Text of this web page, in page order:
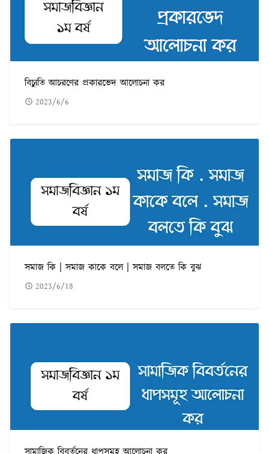
বিচ্যুতি আচরণের প্রকারভেদ আলোচনা কর
2023/6/6
সমাজ কি | সমাজ কাকে বলে | সমাজ বলতে কি বুঝ
2023/6/18